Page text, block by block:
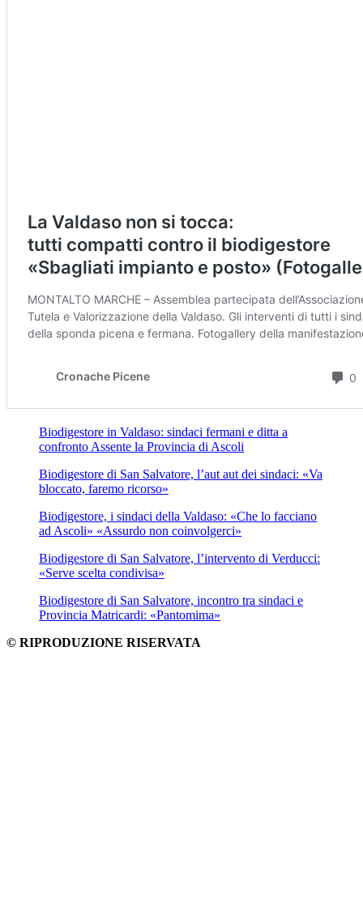
Biodigestore in Valdaso: sindaci fermani e ditta a
confronto Assente la Provincia di Ascoli
Biodigestore di San Salvatore, l’aut aut dei sindaci: «Va
bloccato, faremo ricorso»
Biodigestore, i sindaci della Valdaso: «Che lo facciano
ad Ascoli» «Assurdo non coinvolgerci»
Biodigestore di San Salvatore, l’intervento di Verducci:
«Serve scelta condivisa»
Biodigestore di San Salvatore, incontro tra sindaci e
Provincia Matricardi: «Pantomima»
© RIPRODUZIONE RISERVATA